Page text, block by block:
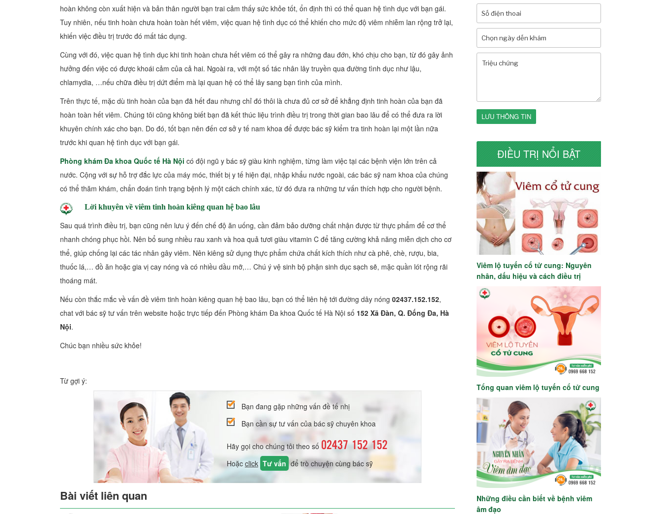
hoàn không còn xuất hiện và bản thân người bạn trai cảm thấy sức khỏe tốt, ổn định thì có thể quan hệ tình dục với bạn gái.
Tuy nhiên, nếu tinh hoàn chưa hoàn toàn hết viêm, việc quan hệ tình dục có thể khiến cho mức độ viêm nhiễm lan rộng trở lại,
khiến việc điều trị trước đó mất tác dụng.
Cùng với đó, việc quan hệ tình dục khi tinh hoàn chưa hết viêm có thể gây ra những đau đớn, khó chịu cho bạn, từ đó gây ảnh
hưởng đến việc có được khoái cảm của cả hai. Ngoài ra, với một số tác nhân lây truyền qua đường tình dục như lậu,
chlamydia, …nếu chữa điều trị dứt điểm mà lại quan hệ có thể lây sang bạn tình của mình.
Trên thực tế, mặc dù tinh hoàn của bạn đã hết đau nhưng chỉ đó thôi là chưa đủ cơ sở để khẳng định tinh hoàn của bạn đã
hoàn toàn hết viêm. Chúng tôi cũng không biết bạn đã kết thúc liệu trình điều trị trong thời gian bao lâu để có thể đưa ra lời
khuyên chính xác cho bạn. Do đó, tốt bạn nên đến cơ sở y tế nam khoa để được bác sỹ kiểm tra tinh hoàn lại một lần nữa
trước khi quan hệ tình dục với bạn gái.
Phòng khám Đa khoa Quốc tế Hà Nội có đội ngũ y bác sỹ giàu kinh nghiệm, từng làm việc tại các bệnh viện lớn trên cả
nước. Cộng với sự hỗ trợ đắc lực của máy móc, thiết bị y tế hiện đại, nhập khẩu nước ngoài, các bác sỹ nam khoa của chúng
có thể thăm khám, chẩn đoán tình trạng bệnh lý một cách chính xác, từ đó đưa ra những tư vấn thích hợp cho người bệnh.
Lời khuyên về viêm tinh hoàn kiêng quan hệ bao lâu
Sau quá trình điều trị, bạn cũng nên lưu ý đến chế độ ăn uống, cần đảm bảo dưỡng chất nhận được từ thực phẩm để cơ thể
nhanh chóng phục hồi. Nên bổ sung nhiều rau xanh và hoa quả tươi giàu vitamin C để tăng cường khả năng miễn dịch cho cơ
thể, giúp chống lại các tác nhân gây viêm. Nên kiêng sử dụng thực phẩm chứa chất kích thích như cà phê, chè, rượu, bia,
thuốc lá,… đồ ăn hoặc gia vị cay nóng và có nhiều dầu mỡ,… Chú ý vệ sinh bộ phận sinh dục sạch sẽ, mặc quần lót rộng rãi
thoáng mát.
Nếu còn thắc mắc về vấn đề viêm tinh hoàn kiêng quan hệ bao lâu, bạn có thể liên hệ tới đường dây nóng 02437.152.152,
chat với bác sỹ tư vấn trên website hoặc trực tiếp đến Phòng khám Đa khoa Quốc tế Hà Nội số 152 Xã Đàn, Q. Đống Đa, Hà
Nội.
Chúc bạn nhiều sức khỏe!
Từ gợi ý:
Bạn đang gặp những vấn đề tế nhị
Bạn cần sự tư vấn của bác sỹ chuyên khoa
Hãy gọi cho chúng tôi theo số 02437 152 152
Hoặc click Tư vấn để trò chuyện cùng bác sỹ
Bài viết liên quan
LƯU THÔNG TIN
ĐIỀU TRỊ NỔI BẬT
Viêm lộ tuyến cổ tử cung: Nguyên
nhân, dấu hiệu và cách điều trị
Tổng quan viêm lộ tuyến cổ tử cung
Những điều cần biết về bệnh viêm
âm đạo